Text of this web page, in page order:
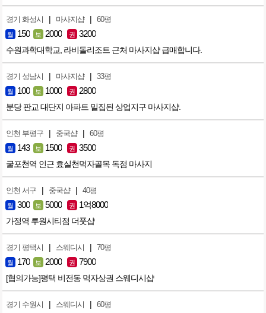
경기 화성시 | 마사지샵 | 60평
월 150 보 2000 권 3200
수원과학대학교, 라비돌리조트 근처 마사지샵 급매합니다.
경기 성남시 | 마사지샵 | 33평
월 100 보 1000 권 2800
분당 판교 대단지 아파트 밀집된 상업지구 마사지샵.
인천 부평구 | 중국샵 | 60평
월 143 보 1500 권 3500
굴포천역 인근 효실천먹자골목 독점 마사지
인천 서구 | 중국샵 | 40평
월 300 보 5000 권 1억8000
가정역 루원시티점 더풋샵
경기 평택시 | 스웨디시 | 70평
월 170 보 2000 권 7900
[협의가능]평택 비전동 먹자상권 스웨디시샵
경기 수원시 | 스웨디시 | 60평